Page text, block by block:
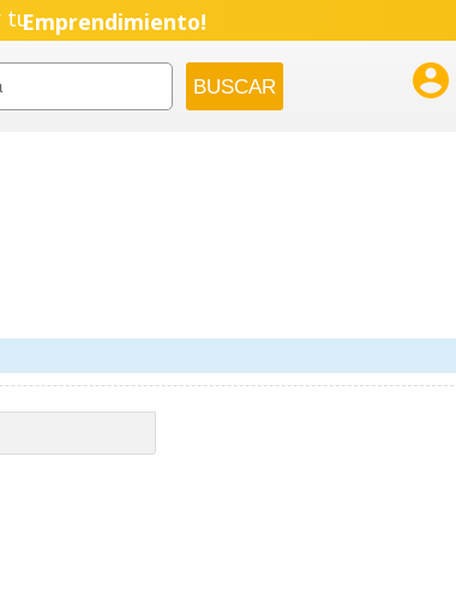
tuEmprendimiento!
